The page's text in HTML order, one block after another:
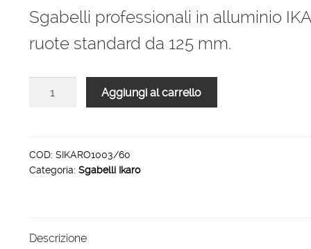
originale
era:
1.000,00 €.
attuale
Sgabelli professionali in alluminio
ruote standard da 125 mm.
gradini
piattaforma
cm
Aggiungi al carrello
COD: SIKARO1003/60
Categoria: Sgabelli Ikaro
Descrizione